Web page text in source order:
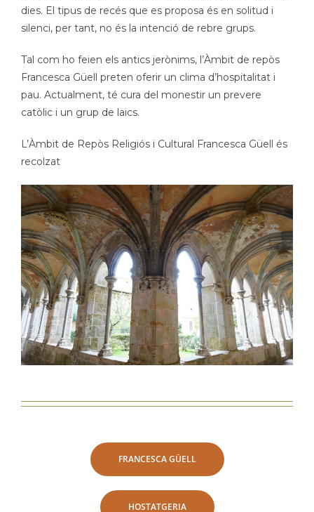
dies. El tipus de recés que es proposa és en solitud i
silenci, per tant, no és la intenció de rebre grups.
Tal com ho feien els antics jerònims, l’Àmbit de repòs
Francesca Güell preten oferir un clima d’hospitalitat i
pau. Actualment, té cura del monestir un prevere
catòlic i un grup de laics.
L’Àmbit de Repòs Religiós i Cultural Francesca Güell és
recolzat
FRANCESCA GÜELL
HOSTATGERIA